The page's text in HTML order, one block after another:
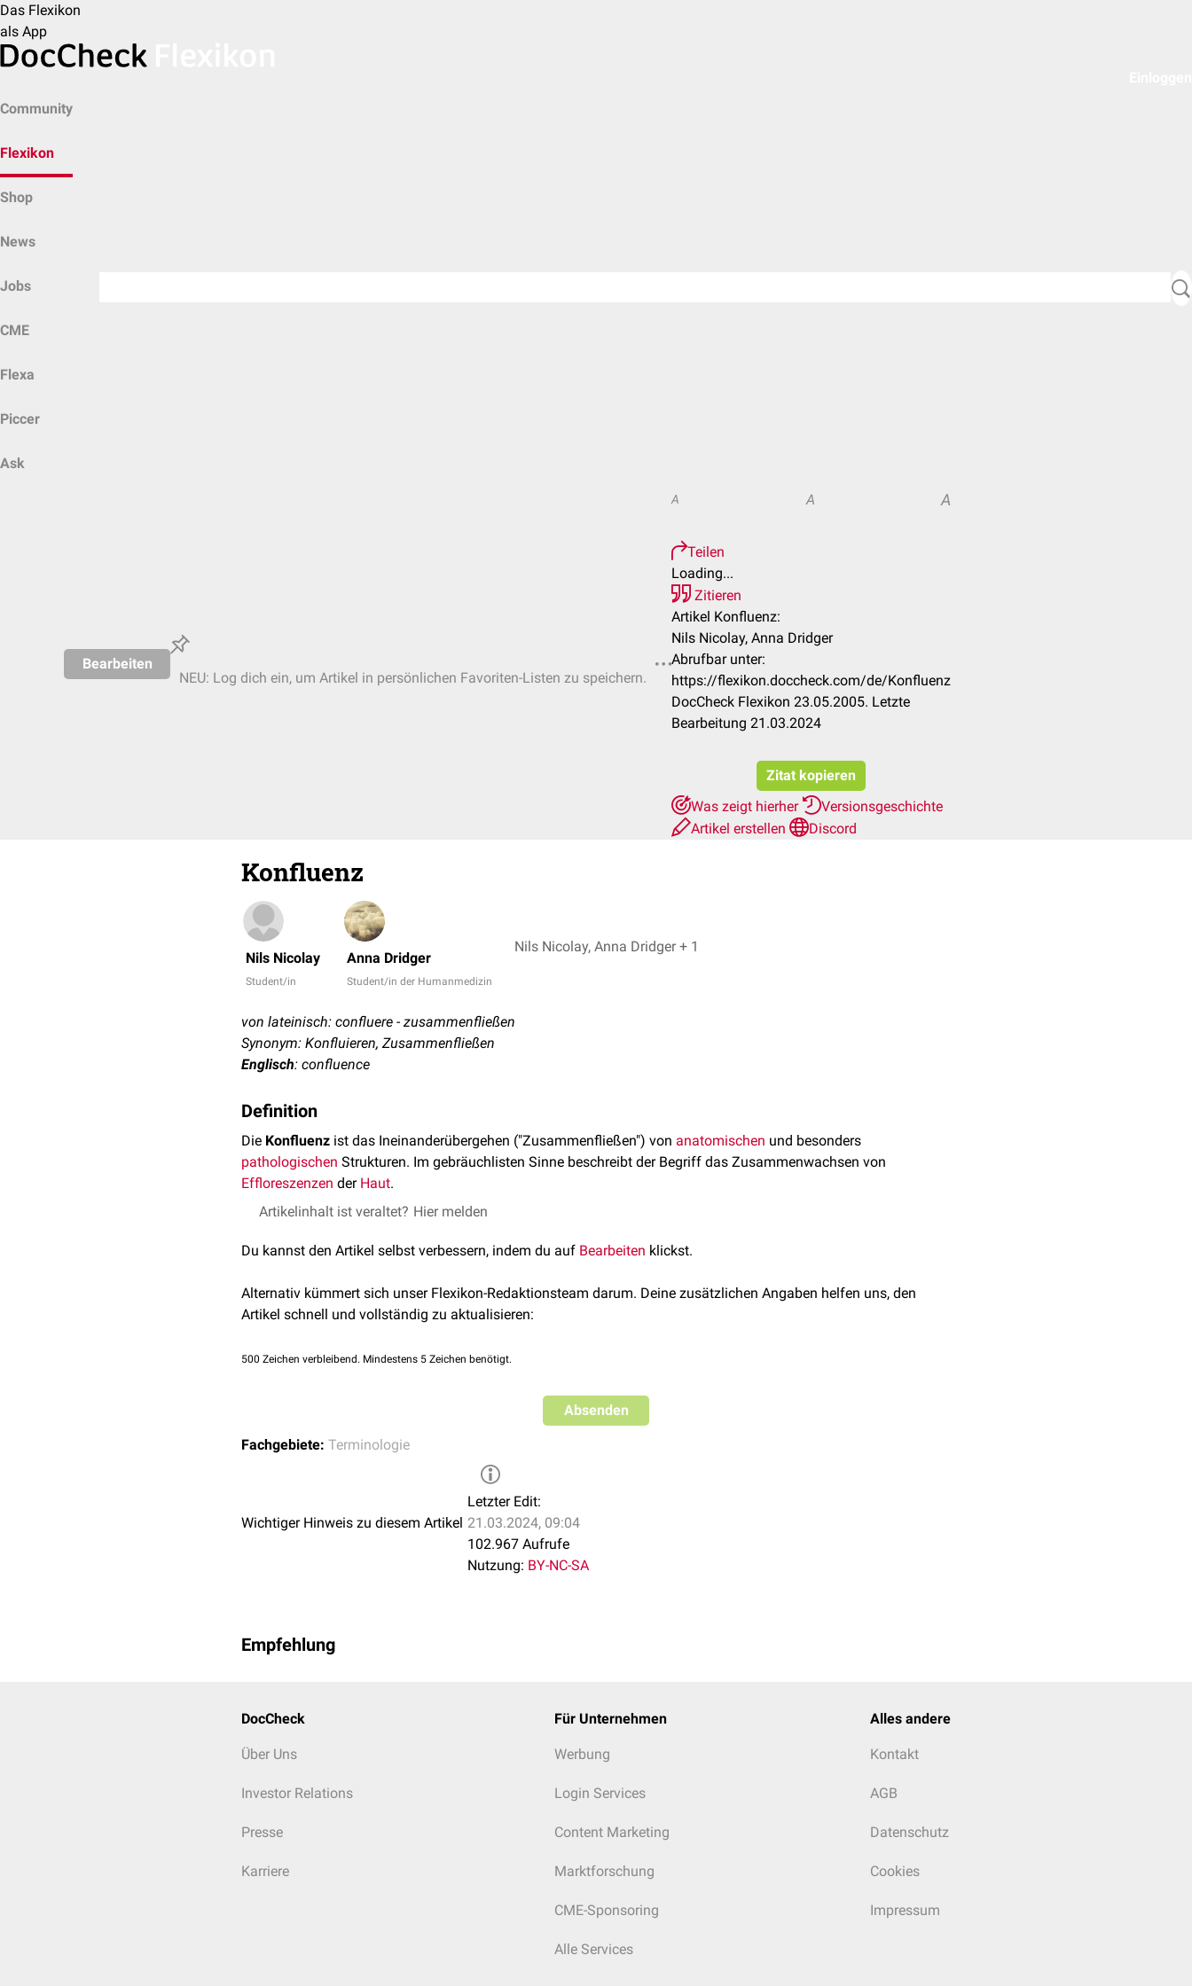
Das Flexikon
als App
Community
Flexikon
Shop
News
Jobs
CME
Flexa
Piccer
Ask
Bearbeiten
NEU: Log dich ein, um Artikel in persönlichen Favoriten-Listen zu speichern.
A A A
Teilen
Loading...
Zitieren
Artikel Konfluenz:
Nils Nicolay, Anna Dridger
Abrufbar unter:
https://flexikon.doccheck.com/de/Konfluenz
DocCheck Flexikon 23.05.2005. Letzte
Bearbeitung 21.03.2024
Zitat kopieren
Was zeigt hierher
Versionsgeschichte
Artikel erstellen
Discord
Konfluenz
Nils Nicolay
Student/in
Anna Dridger
Student/in der Humanmedizin
Nils Nicolay, Anna Dridger + 1
von lateinisch: confluere - zusammenfließen
Synonym: Konfluieren, Zusammenfließen
Englisch: confluence
Definition
Die Konfluenz ist das Ineinanderübergehen ("Zusammenfließen") von anatomischen und besonders
pathologischen Strukturen. Im gebräuchlisten Sinne beschreibt der Begriff das Zusammenwachsen von
Effloreszenzen der Haut.
Artikelinhalt ist veraltet? Hier melden
Du kannst den Artikel selbst verbessern, indem du auf Bearbeiten klickst.
Alternativ kümmert sich unser Flexikon-Redaktionsteam darum. Deine zusätzlichen Angaben helfen uns, den
Artikel schnell und vollständig zu aktualisieren:
500 Zeichen verbleibend. Mindestens 5 Zeichen benötigt.
Absenden
Fachgebiete: Terminologie
Wichtiger Hinweis zu diesem Artikel
Letzter Edit:
21.03.2024, 09:04
102.967 Aufrufe
Nutzung: BY-NC-SA
Empfehlung
DocCheck
Über Uns
Investor Relations
Presse
Karriere
Für Unternehmen
Werbung
Login Services
Content Marketing
Marktforschung
CME-Sponsoring
Alle Services
Alles andere
Kontakt
AGB
Datenschutz
Cookies
Impressum